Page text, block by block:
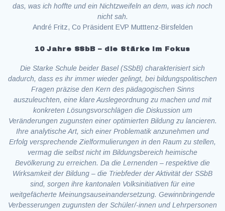
das, was ich hoffte und ein Nichtzweifeln an dem, was ich noch
nicht sah.
André Fritz, Co Präsident EVP Mutttenz-Birsfelden
10 Jahre SSbB – die Stärke im Fokus
Die Starke Schule beider Basel (SSbB) charakterisiert sich
dadurch, dass es ihr immer wieder gelingt, bei bildungspolitischen
Fragen präzise den Kern des pädagogischen Sinns
auszuleuchten, eine klare Auslegeordnung zu machen und mit
konkreten Lösungsvorschlägen die Diskussion um
Veränderungen zugunsten einer optimierten Bildung zu lancieren.
Ihre analytische Art, sich einer Problematik anzunehmen und
Erfolg versprechende Zielformulierungen in den Raum zu stellen,
vermag die selbst nicht im Bildungsbereich heimische
Bevölkerung zu erreichen. Da die Lernenden – respektive die
Wirksamkeit der Bildung – die Triebfeder der Aktivität der SSbB
sind, sorgen ihre kantonalen Volksinitiativen für eine
weitgefächerte Meinungsauseinandersetzung. Gewinnbringende
Verbesserungen zugunsten der Schüler/-innen und Lehrpersonen